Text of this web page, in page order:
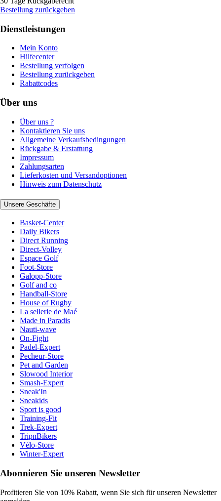
Bestellung zurückgeben
Dienstleistungen
Mein Konto
Hilfecenter
Bestellung verfolgen
Bestellung zurückgeben
Rabattcodes
Über uns
Über uns ?
Kontaktieren Sie uns
Allgemeine Verkaufsbedingungen
Rückgabe & Erstattung
Impressum
Zahlungsarten
Lieferkosten und Versandoptionen
Hinweis zum Datenschutz
Unsere Geschäfte
Basket-Center
Daily Bikers
Direct Running
Direct-Volley
Espace Golf
Foot-Store
Galopp-Store
Golf and co
Handball-Store
House of Rugby
La sellerie de Maé
Made in Paradis
Nauti-wave
On-Fight
Padel-Expert
Pecheur-Store
Pet and Garden
Slowood Interior
Smash-Expert
Sneak'In
Sneakids
Sport is good
Training-Fit
Trek-Expert
TripnBikers
Vélo-Store
Winter-Expert
Abonnieren Sie unseren Newsletter
Profitieren Sie von 10% Rabatt, wenn Sie sich für unseren Newsletter